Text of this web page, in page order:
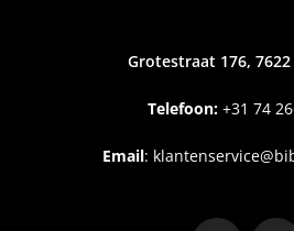
Grotestraat 176, 7622
Telefoon:+31 74
Email: